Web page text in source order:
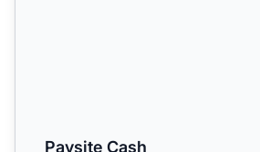
Paysite Cash